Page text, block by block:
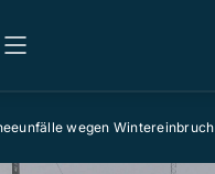
wegen Wintereinbruch